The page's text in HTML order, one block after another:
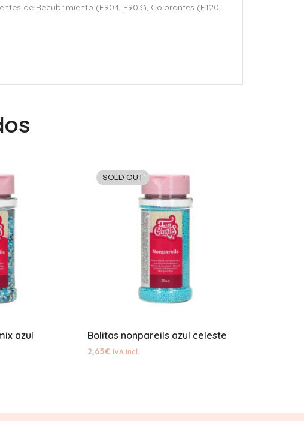
de Recubrimiento (E904, E903), Colorantes (E120,
azul
SOLD OUT
Bolitas nonpareils azul celeste
2,65€ IVA Incl.